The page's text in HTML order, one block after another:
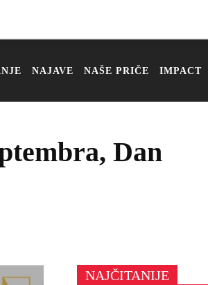
NAJAVE NAŠE PRIČE IMPACT
Dan
NAJČITANIJE